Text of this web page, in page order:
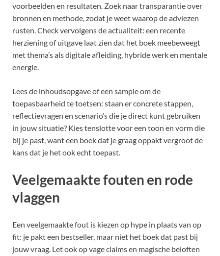
voorbeelden en resultaten. Zoek naar transparantie over
bronnen en methode, zodat je weet waarop de adviezen
rusten. Check vervolgens de actualiteit: een recente
herziening of uitgave laat zien dat het boek meebeweegt
met thema’s als digitale afleiding, hybride werk en mentale
energie.
Lees de inhoudsopgave of een sample om de
toepasbaarheid te toetsen: staan er concrete stappen,
reflectievragen en scenario’s die je direct kunt gebruiken
in jouw situatie? Kies tenslotte voor een toon en vorm die
bij je past, want een boek dat je graag oppakt vergroot de
kans dat je het ook echt toepast.
Veelgemaakte fouten en rode
vlaggen
Een veelgemaakte fout is kiezen op hype in plaats van op
fit: je pakt een bestseller, maar niet het boek dat past bij
jouw vraag. Let ook op vage claims en magische beloften